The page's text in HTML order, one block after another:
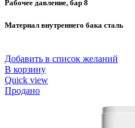
Рабочее давление, бар 8
Материал внутреннего бака сталь
Добавить в список желаний
В корзину
Quick view
Продано